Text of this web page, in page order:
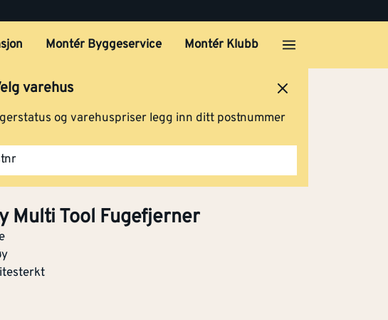
Montér Byggeservice Montér Klubb
varehus
og varehuspriser legg inn ditt postnummer
Multi Tool Fugefjerner